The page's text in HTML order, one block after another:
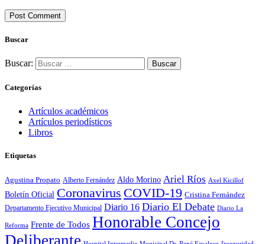
Buscar
Buscar:
Categorías
Artículos académicos
Artículos periodísticos
Libros
Etiquetas
Agustina Propato Alberto Fernández Aldo Morino Ariel Ríos Axel Kicillof
Boletín Oficial Coronavirus COVID-19 Cristina Fernández
Departamento Ejecutivo Municipal Diario 16 Diario El Debate Diario La
Reforma Frente de Todos Honorable Concejo
Deliberante